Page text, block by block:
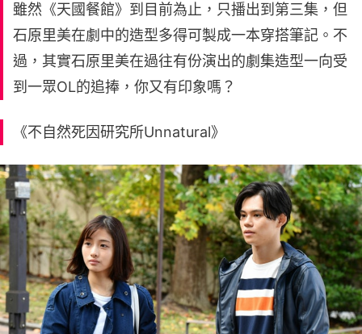
雖然《天國餐館》到目前為止，只播出到第三集，但
石原里美在劇中的造型多得可製成一本穿搭筆記。不
過，其實石原里美在過往有份演出的劇集造型一向受
到一眾OL的追捧，你又有印象嗎？
《不自然死因研究所Unnatural》